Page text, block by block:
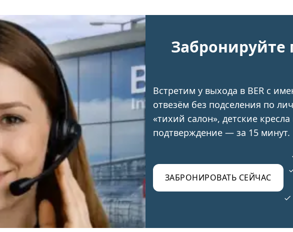
Забронируйте
Встретим у выхода в BER с
отвезём без подселения по
«тихий салон», детские
подтверждение — за 15 минут.
ЗАБРОНИРОВАТЬ СЕЙЧАС